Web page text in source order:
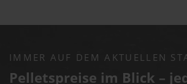
IMMER AUF DEM AKTUELLEN
Pelletspreise im Blick –